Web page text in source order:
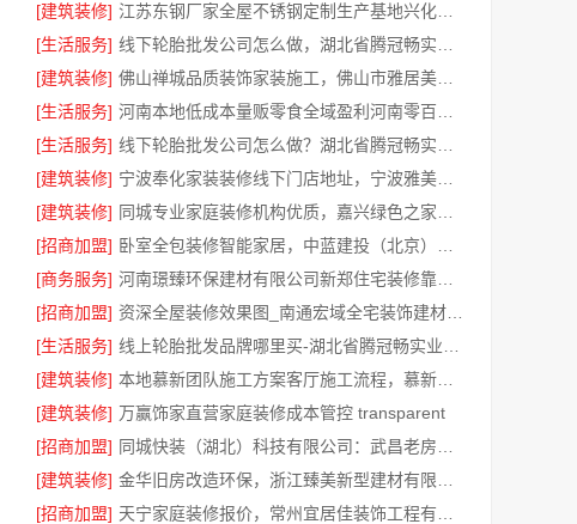
[建筑装修]
[生活服务]
[建筑装修]
[生活服务]
[生活服务]
[建筑装修]
[建筑装修]
[招商加盟]
[商务服务]
[招商加盟]
[生活服务]
[建筑装修]
[建筑装修] 万赢饰家直营家庭装修成本管控 transparent
[招商加盟]
[建筑装修]
[招商加盟]